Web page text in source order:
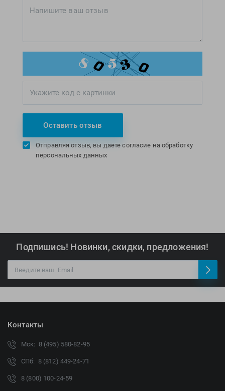
Оставить отзыв
Отправляя отзыв, вы даете согласие на обработку
персональных данных
Подпишись! Новинки, скидки, предложения!
Контакты
Мск: 8 (495) 580-82-95
СПб: 8 (812) 449-24-71
8 (800) 100-24-59